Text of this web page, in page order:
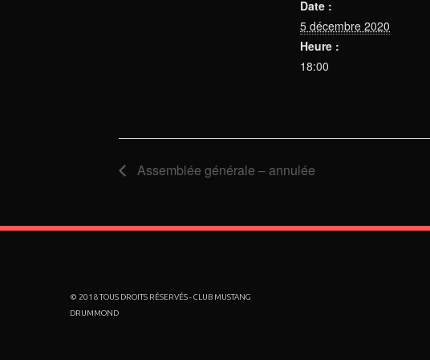
Date :
5 décembre 2020
Heure :
18:00
Assemblée générale – annulée
© 2018 TOUS DROITS RÉSERVÉS - CLUB MUSTANG
DRUMMOND